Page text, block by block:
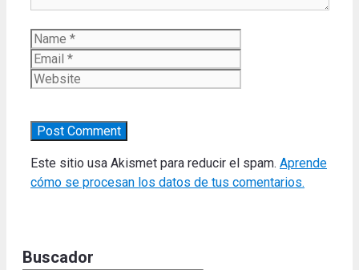
Name
Este sitio usa Akismet para reducir el spam. Aprende
cómo se procesan los datos de tus comentarios.
Buscador